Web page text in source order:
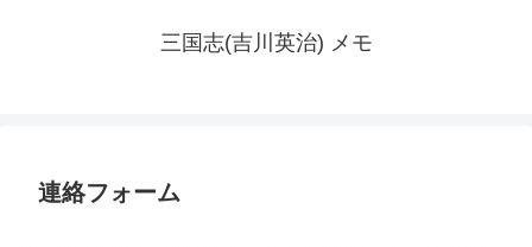
三国志(吉川英治) メモ
連絡フォーム